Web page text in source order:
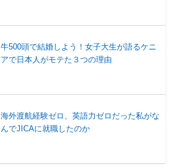
牛500頭で結婚しよう！女子大生が語るケニ
アで日本人がモテた３つの理由
海外渡航経験ゼロ、英語力ゼロだった私がな
んでJICAに就職したのか